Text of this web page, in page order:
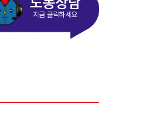
지금 클릭하세요